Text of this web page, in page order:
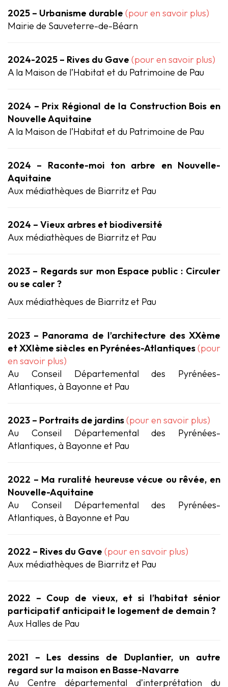
2025 – Urbanisme durable (pour en savoir plus)
Mairie de Sauveterre-de-Béarn
2024-2025 – Rives du Gave (pour en savoir plus)
A la Maison de l’Habitat et du Patrimoine de Pau
2024 – Prix Régional de la Construction Bois en
Nouvelle Aquitaine
A la Maison de l’Habitat et du Patrimoine de Pau
2024 – Raconte-moi ton arbre en Nouvelle-
Aquitaine
Aux médiathèques de Biarritz et Pau
2024 – Vieux arbres et biodiversité
Aux médiathèques de Biarritz et Pau
2023 – Regards sur mon Espace public : Circuler
ou se caler ?
Aux médiathèques de Biarritz et Pau
2023 – Panorama de l’architecture des XXème
et XXIème siècles en Pyrénées-Atlantiques(pour
en savoir plus)
Au Conseil Départemental des Pyrénées-
Atlantiques, à Bayonne et Pau
2023 – Portraits de jardins(pour en savoir plus)
Au Conseil Départemental des Pyrénées-
Atlantiques, à Bayonne et Pau
2022 – Ma ruralité heureuse vécue ou rêvée, en
Nouvelle-Aquitaine
Au Conseil Départemental des Pyrénées-
Atlantiques, à Bayonne et Pau
2022 – Rives du Gave (pour en savoir plus)
Aux médiathèques de Biarritz et Pau
2022 – Coup de vieux, et si l’habitat sénior
participatif anticipait le logement de demain ?
Aux Halles de Pau
2021 – Les dessins de Duplantier, un autre
regard sur la maison en Basse-Navarre
Au Centre départemental d’interprétation du